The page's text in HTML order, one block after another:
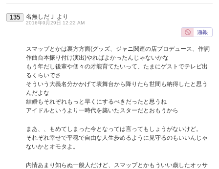
135 名無しだＪ より
2016年9月29日 12:22 AM
スマップとかは裏方方面(グッズ、ジャニ関連の店プロデュース、作詞
作曲台本振り付け演出)やればよかったんじゃないかな
もう年だし後輩や個々の才能育てたいって、たまにゲストでテレビ出
るくらいでさ
そういう大義名分かかげて表舞台から降りたら世間も納得したと思う
んだよな
結婚もそれぞれもっと早くにするべきだったと思うね
アイドルというより一時代を築いたスターだとおもうから
まあ、、もめてしまった今となっては言ってもしょうがないけど。
それぞれ幸せで平穏で自由な人生歩めるように見守るのもいいんじゃ
ないかとオモタよ。
内情あまり知らぬ一般人だけど、スマップとかもういい歳したオッサ